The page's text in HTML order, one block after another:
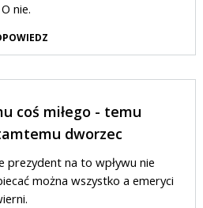
nie.
coś miłego - temu
dworzec
prezydent na to wpływu nie
można wszystko a emeryci